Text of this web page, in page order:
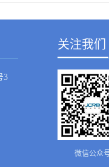
3
关注我们
微信公众